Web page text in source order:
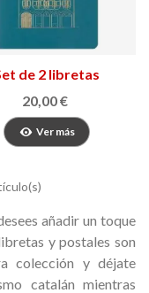
de 2 libretas
Casa Batlló
20,00 €
Ver más
añadir un toque
y postales son
colección y déjate
catalán mientras